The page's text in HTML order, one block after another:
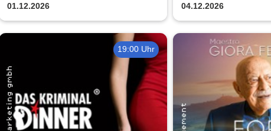
01.12.2026 04.12.2026
19:00 Uhr